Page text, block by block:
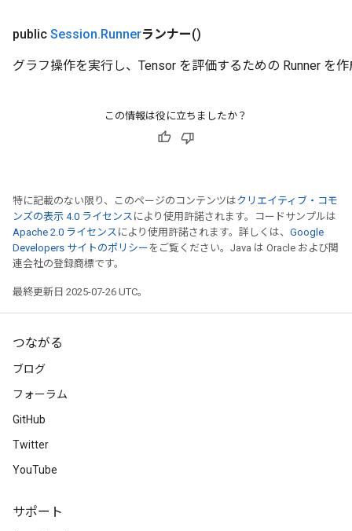
public Session.Runnerランナー()
グラフ操作を実行し、Tensor を評価するための Runner を
この情報は役に立ちましたか？
特に記載のない限り、このページのコンテンツはクリエイティブ・コモ
ンズの表示 4.0 ライセンス により使用許諾されます。コードサンプルは
Apache 2.0 ライセンス により使用許諾されます。詳しくは、 Google
Developers サイトのポリシー をご覧ください。Java は Oracle および関
連会社の登録商標です。
最終更新日 2025-07-26 UTC。
つながる
ブログ
フォーラム
GitHub
Twitter
YouTube
サポート